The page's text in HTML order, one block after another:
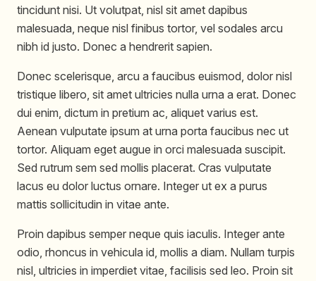
tincidunt nisi. Ut volutpat, nisl sit amet dapibus
malesuada, neque nisl finibus tortor, vel sodales arcu
nibh id justo. Donec a hendrerit sapien.
Donec scelerisque, arcu a faucibus euismod, dolor nisl
tristique libero, sit amet ultricies nulla urna a erat. Donec
dui enim, dictum in pretium ac, aliquet varius est.
Aenean vulputate ipsum at urna porta faucibus nec ut
tortor. Aliquam eget augue in orci malesuada suscipit.
Sed rutrum sem sed mollis placerat. Cras vulputate
lacus eu dolor luctus ornare. Integer ut ex a purus
mattis sollicitudin in vitae ante.
Proin dapibus semper neque quis iaculis. Integer ante
odio, rhoncus in vehicula id, mollis a diam. Nullam turpis
nisl, ultricies in imperdiet vitae, facilisis sed leo. Proin sit